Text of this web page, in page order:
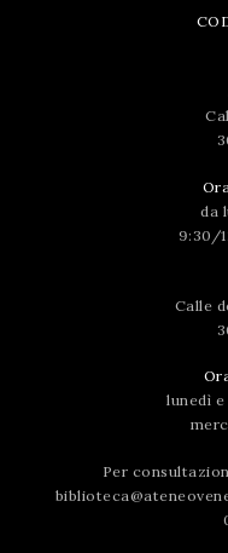
da
9:30/
Calle
lunedì
Per